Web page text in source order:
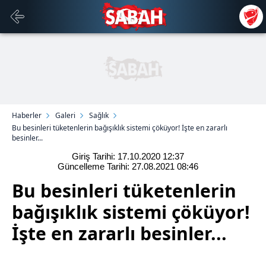
Haberler Galeri
Sağlık
Bu besinleri tüketenlerin bağışıklık sistemi çöküyor! İşte en zararlı
besinler...
Giriş Tarihi: 17.10.2020 12:37
Güncelleme Tarihi: 27.08.2021 08:46
Bu besinleri tüketenlerin
bağışıklık sistemi çöküyor!
İşte en zararlı besinler...